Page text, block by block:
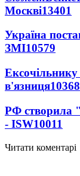
Москві13401
Україна
ЗМІ10579
в'язниця10368
РФ створила
- ISW10011
Читати коментарі